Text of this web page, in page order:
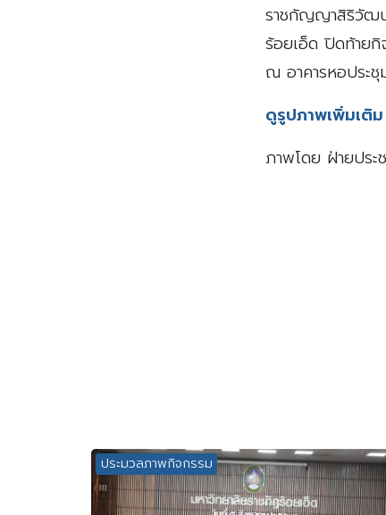
ราชกัญญาสิริวัฒน
ร้อยเอ็ด ปิดท้าย
ณ อาคารหอประ
ดูรูปภาพเพิ่มเติม
ภาพโดย ฝ่ายปร
ประมวลภาพกิจกรรม